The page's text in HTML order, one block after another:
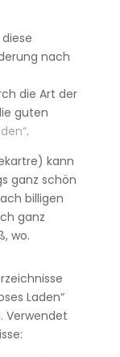
nach
die Art der
guten
.
kann
ganz schön
billigen
ganz
wo.
Laden“
Verwendet